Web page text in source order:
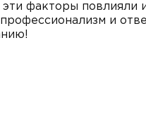
факторы повлияли
и